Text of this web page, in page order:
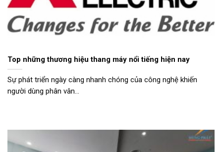
Top những thương hiệu thang máy nổi tiếng hiện nay
Sự phát triển ngày càng nhanh chóng của công nghệ khiến
người dùng phân vân...